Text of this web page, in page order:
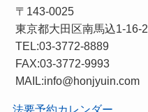
〒143-0025
東京都大田区南馬込1-16-2
TEL:03-3772-8889
FAX:03-3772-9993
MAIL:info@honjyuin.com
法要予約カレンダー